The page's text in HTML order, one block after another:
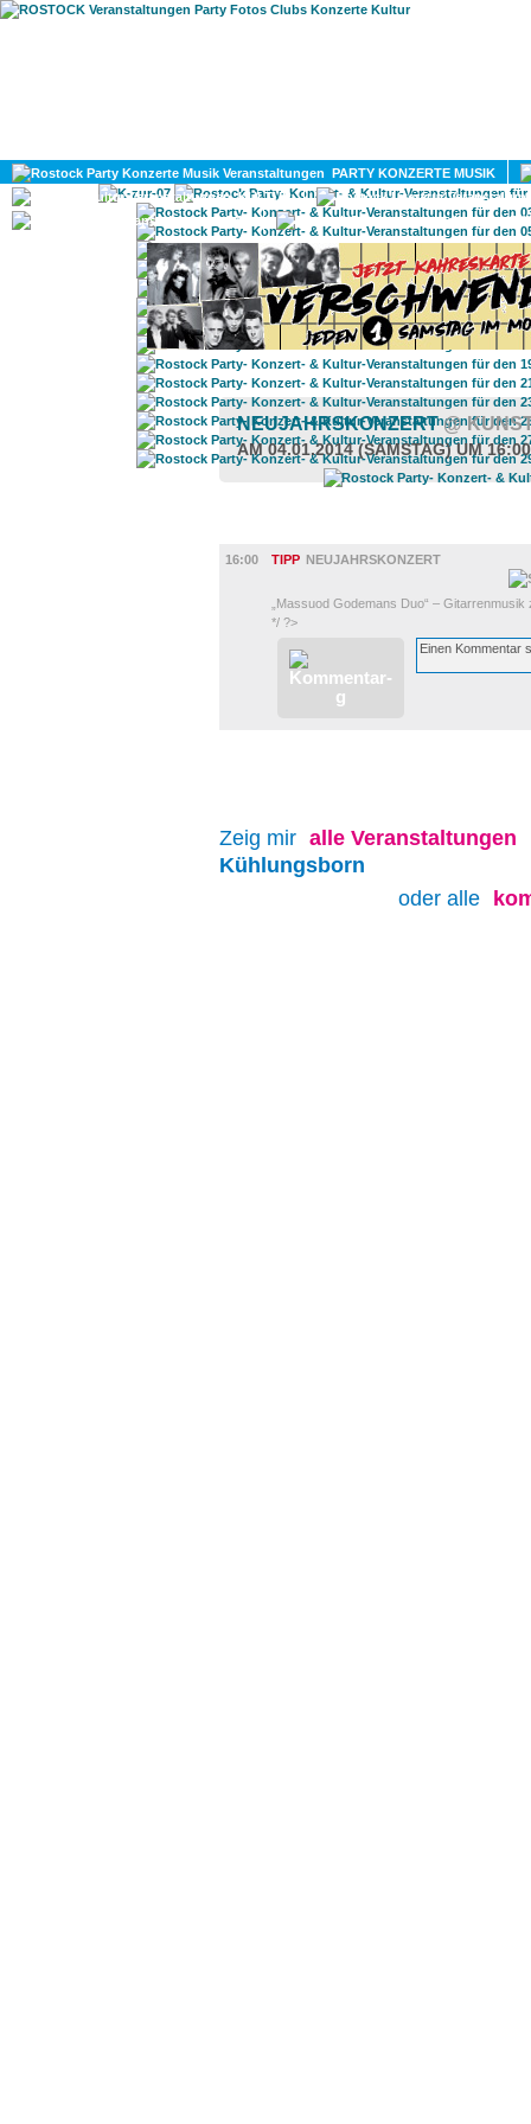
PARTY KONZERTE MUSIK
KULTUR
GAY
NEUJAHRSKONZERT@
AM 04.01.2014 (SAMSTAG) UM
16:00
TIPP NEUJAHRSKONZERT
„Massuod Godemans Duo“ –
*/ ?>
Zeig mir alle Veranstaltungen
Kühlungsborn
oder alle